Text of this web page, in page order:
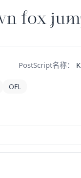
fox
PostScript名称：
OFL